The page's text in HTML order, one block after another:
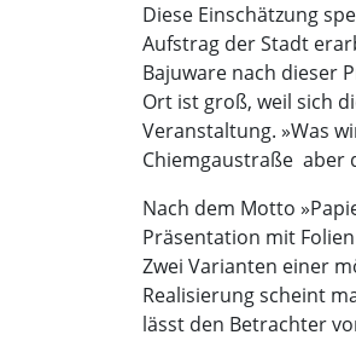
Diese Einschätzung
Aufstrag der Stadt
Bajuware nach dieser
Ort ist groß, weil sich
Veranstaltung. »Was
Chiemgaustraße 
Nach dem Motto
Präsentation mit
Zwei Varianten einer
Realisierung scheint
lässt den Betrachter